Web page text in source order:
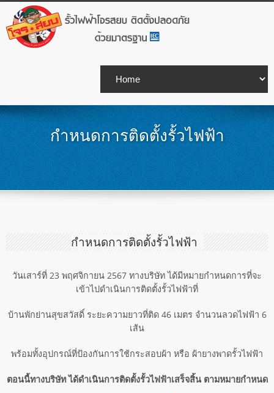
กำหนดการติดตั้งรั้วไฟฟ้า
กำหนดการติดตั้งรั้วไฟฟ้า
วันเสาร์ที่ 23 พฤศจิกายน 2567 ทางบริษัท ได้มีหมายกำหนดการที่จะ
เข้าไปดำเนินการติดตั้งรั้วไฟฟ้าที่
บ้านพักย่านสุขสวัสดิ์ ระยะความยาวที่ติด 46 เมตร จำนวนลวดไฟฟ้า 6
เส้น
พร้อมทั้งอุปกรณ์ที่ป้องกันการใช้กระสอบผ้า หรือ ผ้ายางพาดรั้วไฟฟ้า
ตอนนี้ทางบริษัท ได้ดำเนินการติดตั้งรั้วไฟฟ้าเสร็จสิ้น ตามหมายกำหนด